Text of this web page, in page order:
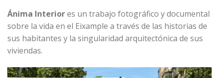
Ánima Interiores un trabajo fotográfico y documental
sobre la vida en el Eixample a través de las historias de
sus habitantes y la singularidad arquitectónica de sus
viviendas.